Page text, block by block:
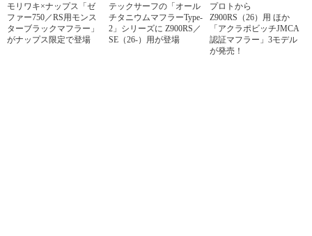
モリワキ×ナップス「ゼ
ファー750／RS用モンス
ターブラックマフラー」
がナップス限定で登場
テックサーフの「オール
チタニウムマフラーType-
2」シリーズに Z900RS／
SE（26-）用が登場
プロトから
Z900RS（26）用 ほか
「アクラポビッチJMCA
認証マフラー」3モデル
が発売！